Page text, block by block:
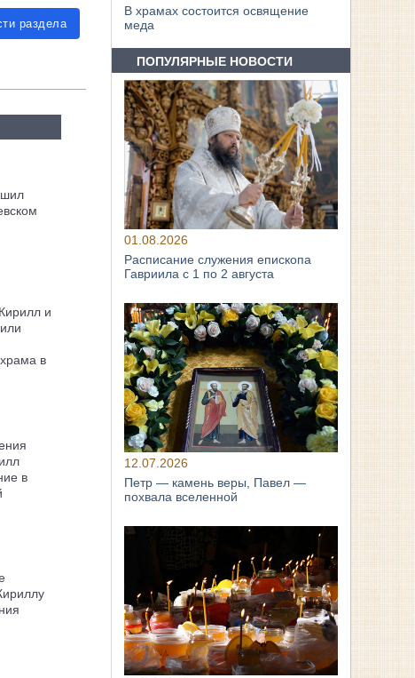
раздела
и
в
в
В храмах состоится освящение
меда
ПОПУЛЯРНЫЕ НОВОСТИ
01.08.2026
Расписание служения епископа
Гавриила с 1 по 2 августа
12.07.2026
Петр — камень веры, Павел —
похвала вселенной